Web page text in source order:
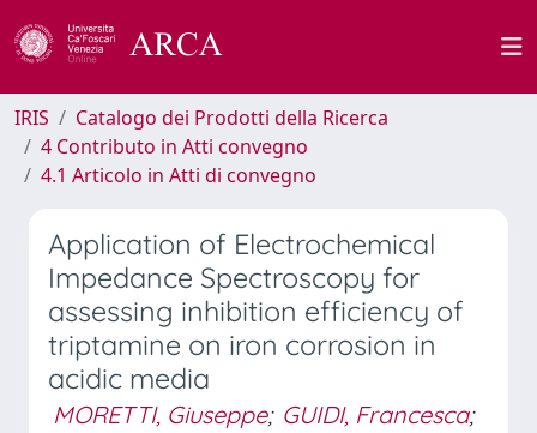
IRIS
Catalogo dei Prodotti della Ricerca
4 Contributo in Atti convegno
4.1 Articolo in Atti di convegno
Application of Electrochemical
Impedance Spectroscopy for
assessing inhibition efficiency of
triptamine on iron corrosion in
acidic media
MORETTI, Giuseppe; GUIDI, Francesca;